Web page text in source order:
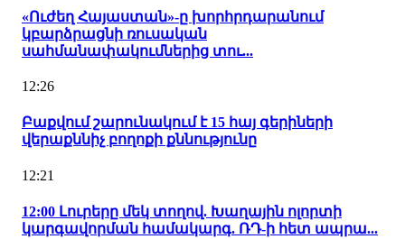
«Ուժեղ Հայաստան»-ը խորհրդարանում
կբարձրացնի ռուսական
սահմանափակումներից տու...
12:26
Բաքվում շարունակում է 15 հայ գերիների
վերաքննիչ բողոքի քննությունը
12:21
12:00 Լուրերը մեկ տողով. Խաղային ոլորտի
կարգավորման համակարգ. ՌԴ-ի հետ ապրա...